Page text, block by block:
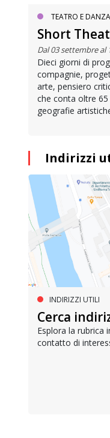
TEATRO E DANZA
Short
Dal 03 settembre al
Dieci giorni di
compagnie,
arte, pensiero
che conta oltre
geografie
Indirizzi
INDIRIZZI UTILI
Cerca
Esplora la rubrica
contatto di